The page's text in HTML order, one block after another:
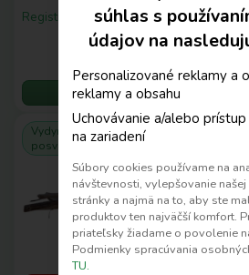
Registrovaní:180,36 €
+
Do košíka
Vydymovadlá, tyčinky a
posvätné drevá
súhlas s
údajov na
Personalizované reklamy a
reklamy a obsahu
Uchovávanie a/alebo
na zariadení
Súbory cookies používame na
návštevnosti, vylepšovanie
stránky a najmä na to, aby ste
produktov ten najväčší komfort.
priateľsky žiadame o povolenie
Podmienky spracúvania
TU.